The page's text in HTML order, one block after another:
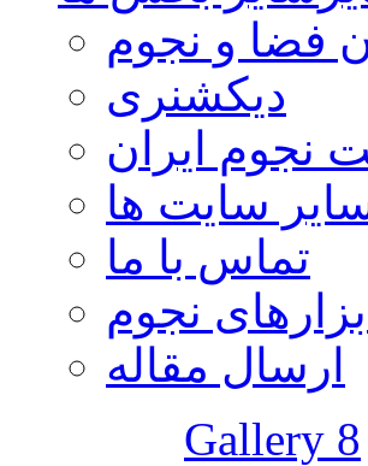
فضا و نجوم
دیکشنری
نجوم ایران
سایت ها
تماس با ما
ابزارهای نجوم
ارسال مقاله
Gallery 8